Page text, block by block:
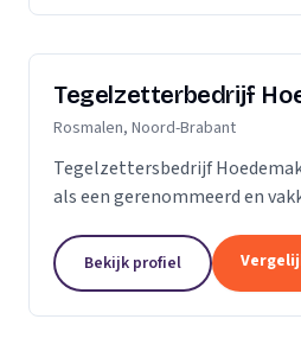
Tegelzetterbedrijf
Rosmalen, Noord-Brabant
Tegelzettersbedrijf
als een gerenommeerd en
vloertegels en diverse soorten natuursteen. Grotere
of...
Bekijk profiel